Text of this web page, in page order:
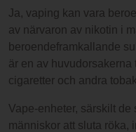
Ja, vaping kan vara
av närvaron av nikotin i
beroendeframkallande
är en av
cigaretter och andra
Vape-enheter, särskilt de
människor att sluta röka,